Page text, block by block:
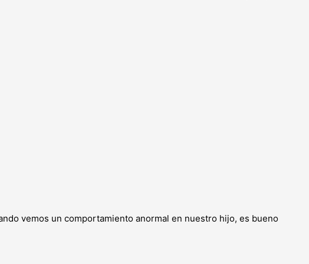
vemos un comportamiento anormal en nuestro hijo, es bueno